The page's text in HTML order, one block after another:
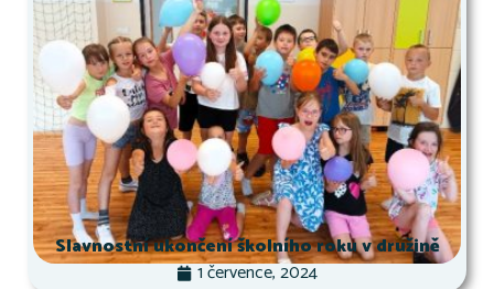
Slavnostní ukončení školního roku v družině
1 července, 2024